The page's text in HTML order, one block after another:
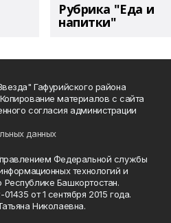
Рубрика "Еда и
напитки"
Гафурийского района
материалов с сайта
согласия администрации
данных
Федеральной службы
технологий и
Башкортостан.
от 1 сентября 2015 года.
Николаевна.